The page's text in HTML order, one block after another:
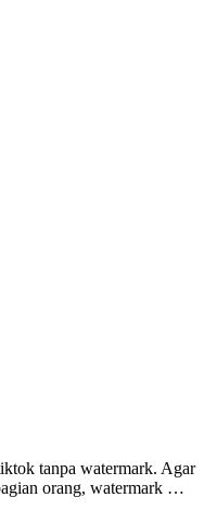
tanpa watermark. Agar
orang, watermark …